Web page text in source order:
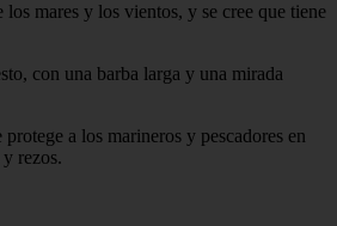
mares y los vientos, y se cree que tiene
con una barba larga y una mirada
a los marineros y pescadores en
rezos.